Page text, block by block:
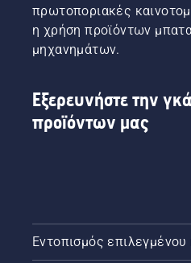
πρωτοποριακές
η χρήση προϊόντων
μηχανημάτων.
Εξερευνήστε την
προϊόντων μας
Εντοπισμός